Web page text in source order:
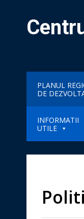
PLANUL
DE
INFORMATII
UTILE